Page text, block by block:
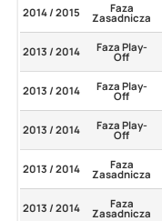
2014 / 2015 Faza
Zasadnicza
2013 / 2014 Faza Play-
Off
2013 / 2014 Faza Play-
Off
2013 / 2014 Faza Play-
Off
2013 / 2014 Faza
Zasadnicza
2013 / 2014 Faza
Zasadnicza